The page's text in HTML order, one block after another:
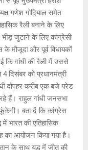
गणेश गोदियाल समेत
रैली बनाने के लिए
भीड़ जुटाने के लिए कांग्रेसी
मौजूदा और पूर्व विधायकों
कि गांधी की रैली में उससे
4 दिसंबर को प्रधानमंत्री
दोपहर करीब एक बजे परेड
हैं। राहुल गांधी जनसभा
बता दें कि कांग्रेस
भारत की एतिहासिक
का आयोजन किया गया है।
के साथ युद्ध में जीत की